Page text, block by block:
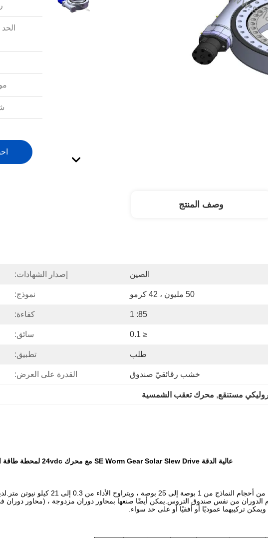
وصف المنتج
الصين إصدار الشهادات:
50 مليون ، 42 كرمو نموذج:
85: 1 كفاءة:
≤ 0.1 سائق:
طلب تطبيق:
خشب رقائقيّ صندوق القدرة على العرض:
مستنقع, محرك تعقب الشمسية
عالية الدقة SE Worm Gear Solar Slew Drive مع محرك 24vdc لمحطة طاقة التدفئة
تأتي محركات الدوران الخاصة بنا في
الدوران من نفس صندوق التروس.يمكن أيضًا صنعها بمحاور دوران مزدوجة ، (محاور
تركيبهما عموديًا أو أفقيًا أو على حد سواء.